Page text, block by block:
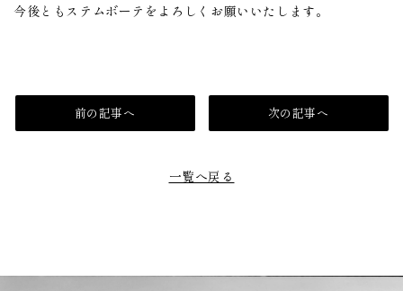
今後ともステムボーテをよろしくお願いいたします。
前の記事へ
一覧へ戻る
次の記事へ